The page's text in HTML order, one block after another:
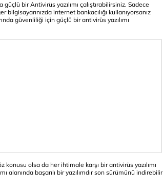
bir Antivirüs yazılımı çalıştırabilirsiniz. Sadece
internet bankacılığı kullanıyorsanız
güvenliliği için güçlü bir antivirüs yazılımı
olsa da her ihtimale karşı bir antivirüs yazılımı
alanında başarılı bir yazılımdır son sürümünü indirebilir